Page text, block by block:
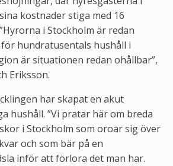
kostnader stiga med 16
i Stockholm är redan
hundratusentals hushåll i
är situationen redan ohållbar”,
Eriksson.
har skapat en akut
hushåll. ”Vi pratar här om breda
i Stockholm som oroar sig över
och som bär på en
inför att förlora det man har.